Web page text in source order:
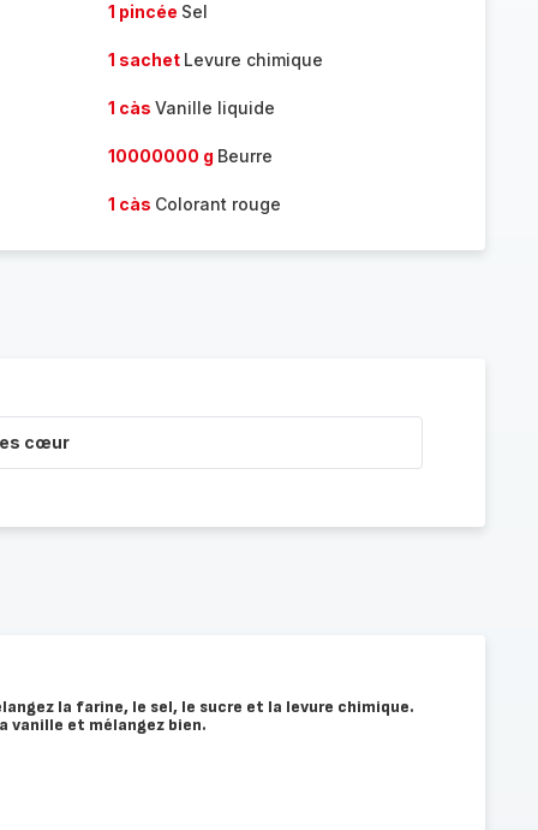
1 pincée Sel
1 sachet Levure chimique
1 càs Vanille liquide
10000000 g Beurre
1 càs Colorant rouge
cœur
la farine, le sel, le sucre et la levure chimique.
et mélangez bien.